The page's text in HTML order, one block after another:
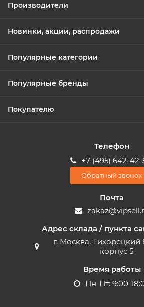
Производители
Новинки, акции, распродажи
Популярные категории
Популярные бренды
Покупателю
Телефон
+7 (495) 642-42-
Обратный звонок
Почта
Адрес склада / пункта
г. Москва, Тихорецкий
корпус 5
Время работы
Пн-Пт: 9:00-